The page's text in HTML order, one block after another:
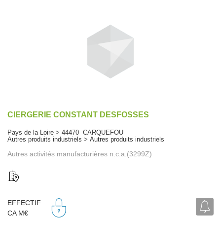
CIERGERIE CONSTANT DESFOSSES
Pays de la Loire > 44470 CARQUEFOU
Autres produits industriels > Autres produits industriels
Autres activités manufacturières n.c.a.(3299Z)
EFFECTIF
CA M€